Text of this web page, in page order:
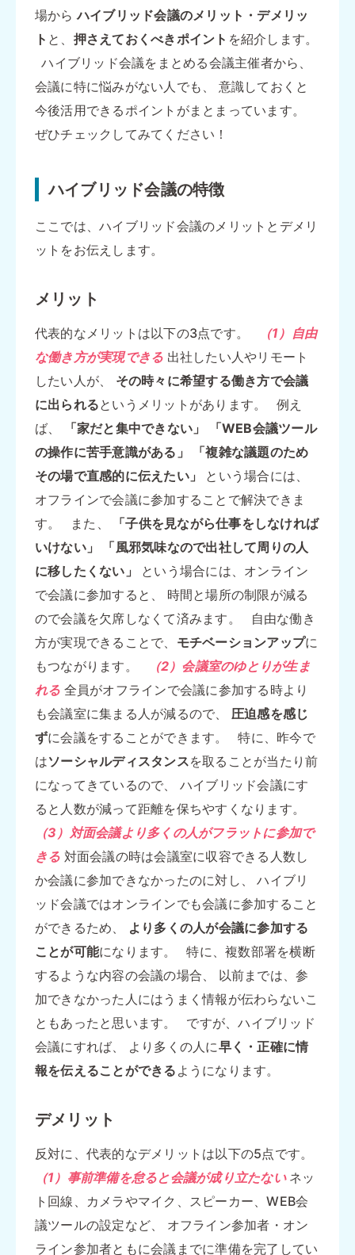
場からハイブリッド会議のメリット・デメリッ
ト と、 押さえておくべきポイント を紹介します。
ハイブリッド会議をまとめる会議主催者から、
会議に特に悩みがない人でも、 意識しておくと
今後活用できるポイントがまとまっています。
ぜひチェックしてみてください！
ハイブリッド会議の特徴
ここでは、ハイブリッド会議のメリットとデメリ
ットをお伝えします。
メリット
代表的なメリットは以下の3点です。
（1）自由
な働き方が実現できる 出社したい人やリモート
したい人が、 その時々に希望する働き方で会議
に出られるというメリットがあります。 例え
ば、
「家だと集中できない」
「WEB会議ツール
の操作に苦手意識がある」
「複雑な議題のため
その場で直感的に伝えたい」
という場合には、
オフラインで会議に参加することで解決できま
す。 また、
「子供を見ながら仕事をしなければ
いけない」
「風邪気味なので出社して周りの人
に移したくない」
という場合には、オンライン
で会議に参加すると、 時間と場所の制限が減る
ので会議を欠席しなくて済みます。 自由な働き
方が実現できることで、 モチベーションアップに
もつながります。
（2）会議室のゆとりが生ま
れる 全員がオフラインで会議に参加する時より
も会議室に集まる人が減るので、 圧迫感を感じ
ずに会議をすることができます。 特に、昨今で
はソーシャルディスタンスを取ることが当たり前
になってきているので、 ハイブリッド会議にす
ると人数が減って距離を保ちやすくなります。
（3）対面会議より多くの人がフラットに参加で
きる 対面会議の時は会議室に収容できる人数し
か会議に参加できなかったのに対し、 ハイブリ
ッド会議ではオンラインでも会議に参加すること
ができるため、
より多くの人が会議に参加する
ことが可能になります。 特に、複数部署を横断
するような内容の会議の場合、 以前までは、参
加できなかった人にはうまく情報が伝わらないこ
ともあったと思います。 ですが、ハイブリッド
会議にすれば、 より多くの人に早く・正確に情
報を伝えることができる ようになります。
デメリット
反対に、代表的なデメリットは以下の5点です。
（1）事前準備を怠ると会議が成り立たないネッ
ト回線、カメラやマイク、スピーカー、WEB会
議ツールの設定など、 オフライン参加者・オン
ライン参加者ともに会議までに準備を完了してい